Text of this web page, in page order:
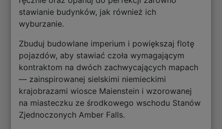
stawianie budynków, jak również ich
wyburzanie.
Zbuduj budowlane imperium i powiększaj flotę
pojazdów, aby stawiać czoła wymagającym
kontraktom na dwóch zachwycających mapach
— zainspirowanej sielskimi niemieckimi
krajobrazami wiosce Maienstein i wzorowanej
na miasteczku ze środkowego wschodu Stanów
Zjednoczonych Amber Falls.